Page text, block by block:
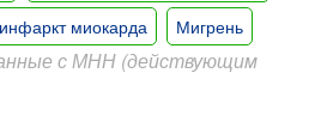
миокарда Мигрень
с МНН (действующим